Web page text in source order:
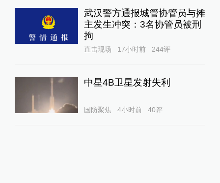
武汉警方通报城管协管员与摊
主发生冲突：3名协管员被刑
拘
直击现场 17小时前 244评
中星4B卫星发射失利
国防聚焦 4小时前 40评